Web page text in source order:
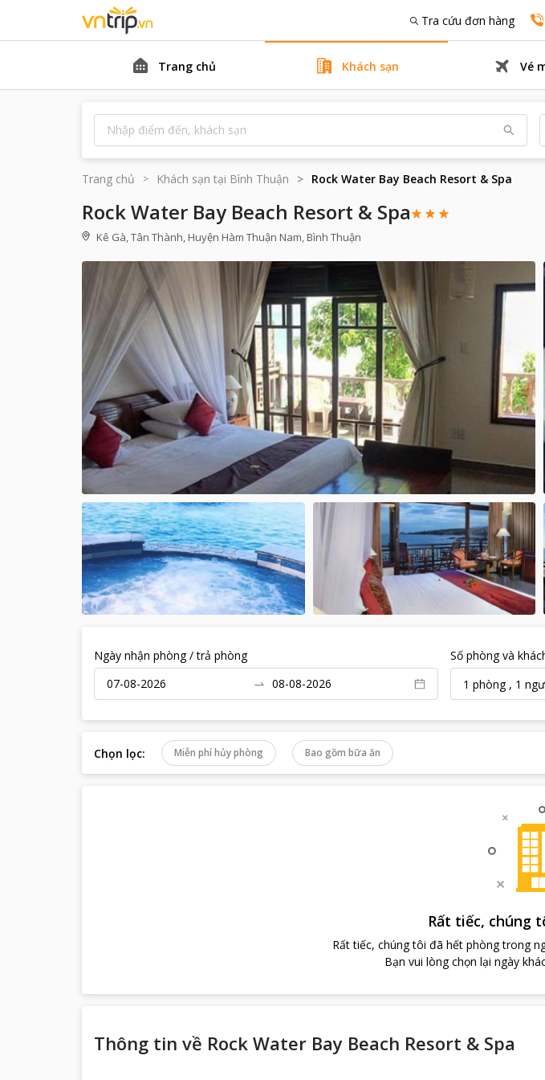
Tra cứu đơn hàng
Trang chủ Khách sạn Vé
Trang chủ Khách sạn tại Bình Thuận Rock Water Bay Beach Resort & Spa
Rock Water Bay Beach Resort & Spa
Kê Gà, Tân Thành, Huyện Hàm Thuận Nam, Bình Thuận
Ngày nhận phòng / trả phòng
Số phòng và
1 phòng, 1
Chọn lọc: Miễn phí hủy phòng Bao gồm bữa ăn
Rất tiếc, chúng
Rất tiếc, chúng tôi đã hết phòng trong
Bạn vui lòng chọn lại ngày
Thông tin về Rock Water Bay Beach Resort & Spa